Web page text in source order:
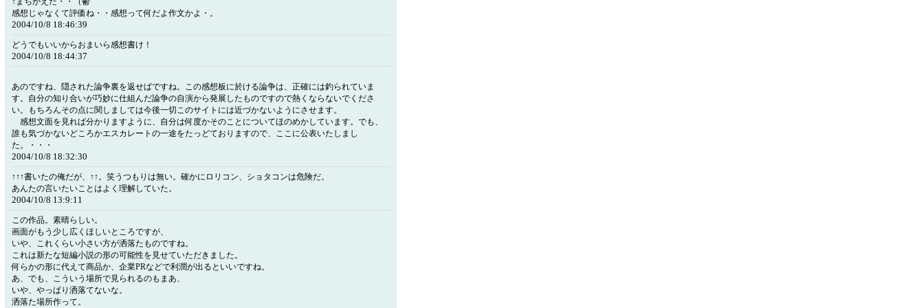
感想じゃなくて評価ね・・感想って何だよ作文かよ・。
2004/10/8 18:46:39
どうでもいいからおまいら感想書け！
2004/10/8 18:44:37
あのですね、隠された論争裏を返せばですね。この感想板に於ける論争は、正確には釣られていま
す。自分の知り合いが巧妙に仕組んだ論争の自演から発展したものですので熱くならないでくださ
い。もちろんその点に関しましては今後一切このサイトには近づかないようにさせます。
感想文面を見れば分かりますように、自分は何度かそのことについてほのめかしています。でも、
誰も気づかないどころかエスカレートの一途をたっどておりますので、ここに公表いたしまし
た。・・・
2004/10/8 18:32:30
↑↑↑書いたの俺だが、↑↑。笑うつもりは無い。確かにロリコン、ショタコンは危険だ。
あんたの言いたいことはよく理解していた。
2004/10/8 13:9:11
この作品。素晴らしい。
画面がもう少し広くほしいところですが、
いや、これくらい小さい方が洒落たものですね。
これは新たな短編小説の形の可能性を見せていただきました。
何らかの形に代えて商品か、企業PRなどで利潤が出るといいですね。
あ、でも、こういう場所で見られるのもまあ、
いや、やっぱり洒落てないな。
洒落た場所作って。